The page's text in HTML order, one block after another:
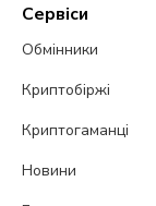
Сервіси
Обмінники
Криптобіржі
Криптогаманці
Новини